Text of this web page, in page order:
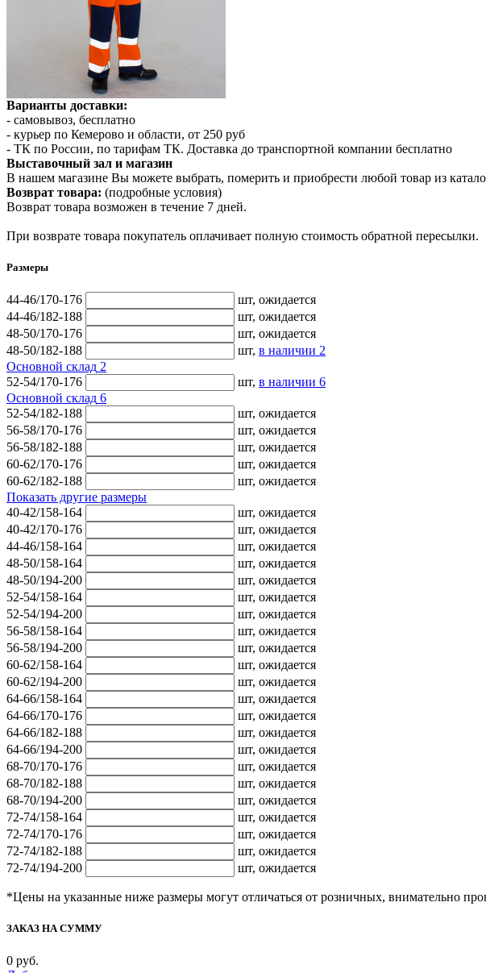
Варианты доставки:
- самовывоз, бесплатно
- курьер по Кемерово и области, от 250 руб
- ТК по России, по тарифам ТК. Доставка до транспортной компании бесплатно
Выставочный зал и магазин
В нашем магазине Вы можете выбрать, померить и приобрести любой товар из
Возврат товара: (подробные условия)
Возврат товара возможен в течение 7 дней.
При возврате товара покупатель оплачивает полную стоимость обратной пересылки.
Размеры
44-46/170-176 шт, ожидается
44-46/182-188
шт, ожидается
48-50/170-176
шт, ожидается
48-50/182-188
шт, в наличии 2
Основной склад 2
52-54/170-176
шт, в наличии 6
Основной склад 6
52-54/182-188
шт, ожидается
56-58/170-176
шт, ожидается
56-58/182-188
шт, ожидается
60-62/170-176
шт, ожидается
60-62/182-188
шт, ожидается
Показать другие размеры
40-42/158-164
шт, ожидается
40-42/170-176
шт, ожидается
44-46/158-164
шт, ожидается
48-50/158-164
шт, ожидается
48-50/194-200
шт, ожидается
52-54/158-164
шт, ожидается
52-54/194-200
шт, ожидается
56-58/158-164
шт, ожидается
56-58/194-200
шт, ожидается
60-62/158-164
шт, ожидается
60-62/194-200
шт, ожидается
64-66/158-164
шт, ожидается
64-66/170-176
шт, ожидается
64-66/182-188
шт, ожидается
64-66/194-200
шт, ожидается
68-70/170-176
шт, ожидается
68-70/182-188
шт, ожидается
68-70/194-200
шт, ожидается
72-74/158-164
шт, ожидается
72-74/170-176
шт, ожидается
72-74/182-188
шт, ожидается
72-74/194-200
шт, ожидается
*Цены на указанные ниже размеры могут отличаться от розничных, внимательно
ЗАКАЗ НА СУММУ
0 руб.